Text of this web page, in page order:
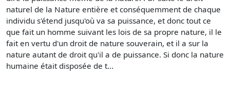
naturel de la Nature entière et conséquemment de chaque
individu s'étend jusqu'où va sa puissance, et donc tout ce
que fait un homme suivant les lois de sa propre nature, il le
fait en vertu d'un droit de nature souverain, et il a sur la
nature autant de droit qu'il a de puissance. Si donc la nature
humaine était disposée de t...